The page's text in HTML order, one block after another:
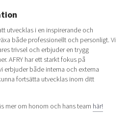
utvecklas i en inspirerande och
både professionellt och personligt. Vi
trivsel och erbjuder en trygg
AFRY har ett starkt fokus på
erbjuder både interna och externa
fortsätta utvecklas inom ditt
mer om honom och hans team här!